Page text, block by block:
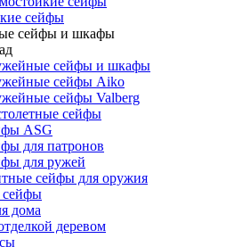
сейфы
сейфы и шкафы
сейфы и шкафы
сейфы Aiko
сейфы Valberg
сейфы
ASG
для патронов
для ружей
сейфы для оружия
дома
деревом